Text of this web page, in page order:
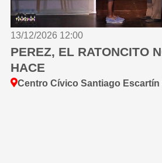
13/12/2026 12:00
PEREZ, EL RATONCITO
HACE
Centro Cívico Santiago Escartín